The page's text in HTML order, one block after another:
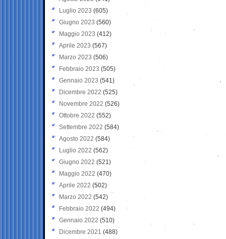
Luglio 2023 (605)
Giugno 2023 (560)
Maggio 2023 (412)
Aprile 2023 (567)
Marzo 2023 (506)
Febbraio 2023 (505)
Gennaio 2023 (541)
Dicembre 2022 (525)
Novembre 2022 (526)
Ottobre 2022 (552)
Settembre 2022 (584)
Agosto 2022 (584)
Luglio 2022 (562)
Giugno 2022 (521)
Maggio 2022 (470)
Aprile 2022 (502)
Marzo 2022 (542)
Febbraio 2022 (494)
Gennaio 2022 (510)
Dicembre 2021 (488)